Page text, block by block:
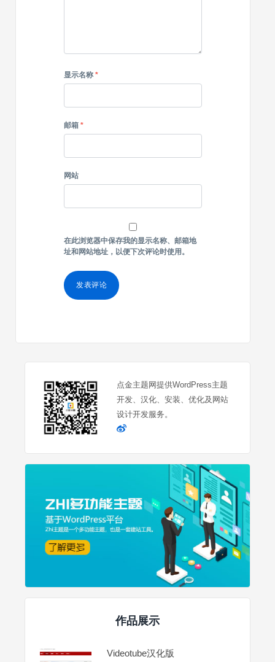
显示名称 *
邮箱 *
网站
在此浏览器中保存我的显示名称、邮箱地
址和网站地址，以便下次评论时使用。
点金主题网提供WordPress主题
开发、汉化、安装、优化及网站
设计开发服务。
作品展示
Videotube汉化版